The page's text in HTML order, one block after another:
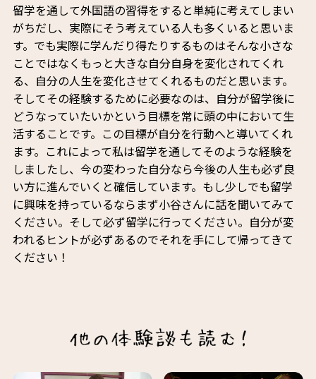
留学を通して外国語の習得をすると単純に考えてしまい
がちだし、実際にそう考えている人も多くいると思いま
す。でも実際に学んだり得たりするものはそんな小さな
ことではなくもっと大きな自分自身を変化されてくれ
る、自分の人生を変化させてくれるものだと思います。
そしてその経験するために必要なのは、自分が留学後に
どうなっていたいかという目標を常に頭の中において生
活することです。この目標が自分を行動へと導いてくれ
ます。これによって私は留学を通してそのような経験を
しましたし、今の変わった自分なら今後の人生も必ず良
い方に進んでいくと確信しています。もし少しでも留学
に興味を持っているならまず小谷さんに話を聞いてみて
ください。そして必ず留学に行ってください。自分が変
われるヒントが必ずあるのでそれを手にして帰ってきて
ください！